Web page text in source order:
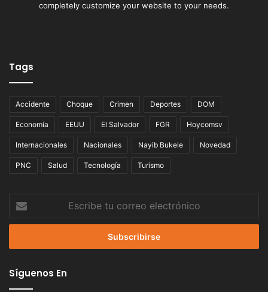
completely customize your website to your needs.
Tags
Accidente Choque Crimen Deportes DOM
Economía EEUU El Salvador FGR Hoycomsv
Internacionales Nacionales Nayib Bukele Novedad
PNC Salud Tecnología Turismo
correo
Síguenos En